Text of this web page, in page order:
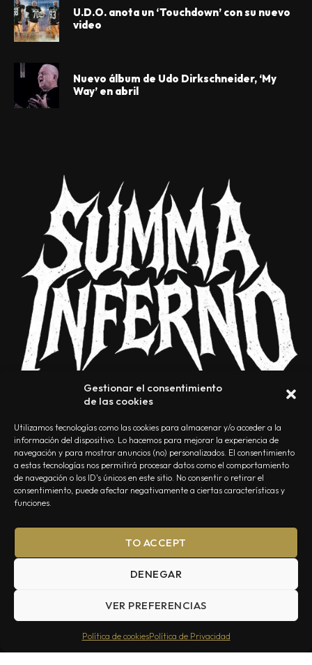
Gestionar el consentimiento
de las cookies
Utilizamos tecnologías como las cookies para almacenar y/o acceder a la
información del dispositivo. Lo hacemos para mejorar la experiencia de
navegación y para mostrar anuncios (no) personalizados. El consentimiento
a estas tecnologías nos permitirá procesar datos como el comportamiento
de navegación o los ID's únicos en este sitio. No consentir o retirar el
consentimiento, puede afectar negativamente a ciertas características y
funciones.
TO ACCEPT
DENEGAR
VER PREFERENCIAS
Política de cookiesPolítica de Privacidad
U.D.O. anota un ‘Touchdown’ con su nuevo
video
Nuevo álbum de Udo Dirkschneider, ‘My
Way’ en abril
NOSOTROS CONTACTO EDITORIAL POLÍTICA DE PRIVACIDAD
Summa Inferno — Todos los Derechos Reservados © 2026